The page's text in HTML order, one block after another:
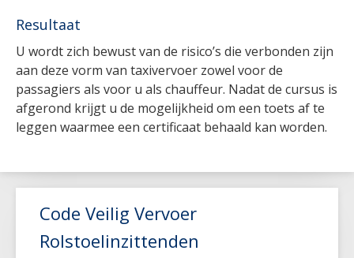
Resultaat
U wordt zich bewust van de risico’s die verbonden zijn
aan deze vorm van taxivervoer zowel voor de
passagiers als voor u als chauffeur. Nadat de cursus is
afgerond krijgt u de mogelijkheid om een toets af te
leggen waarmee een certificaat behaald kan worden.
Code Veilig Vervoer
Rolstoelinzittenden